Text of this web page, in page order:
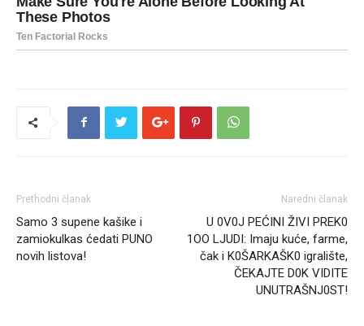
Prethodni članak
Samo 3 supene kašike i
zamiokulkas ćedati PUNO
novih listova!
Naredni članak
U 0V0J PEĆINI ŽIVI PREK0
1OO LJUDI: Imaju kuće, farme,
čak i K0ŠARKAŠK0 igralište,
ČEKAJTE D0K VIDITE
UNUTRAŠNJ0ST!